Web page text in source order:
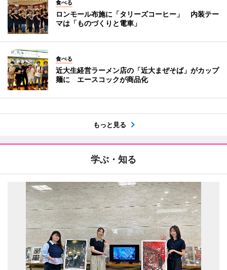
食べる
ロンモール布施に「タリーズコーヒー」 内装テー
マは「ものづくりと電車」
食べる
近大生経営ラーメン店の「近大まぜそば」がカップ
麺に エースコックが商品化
もっと見る
学ぶ・知る